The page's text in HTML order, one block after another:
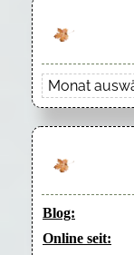
Archiv
Blog:
Online seit: